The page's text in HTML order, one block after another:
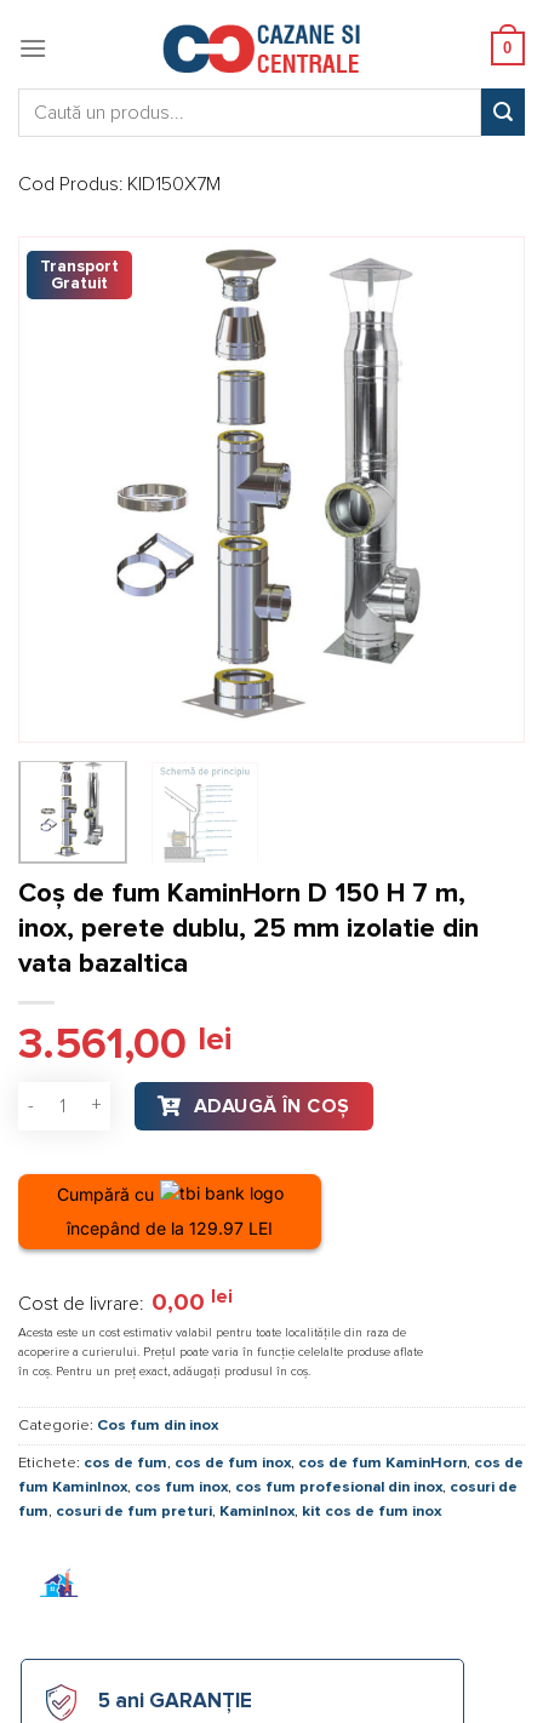
0
Cod Produs: KID150X7M
Transport
Gratuit
Coș de fum KaminHorn D 150 H 7 m,
inox, perete dublu, 25 mm izolatie din
vata bazaltica
3.561,00 lei
Cantitate Coș de fum KaminHorn D 150 H 7 m, inox, perete
ADAUGĂ ÎN COȘ
Cumpără cu
începând de la 129.97 LEI
Cost de livrare: 0,00 lei
Acesta este un cost estimativ valabil pentru toate localitățile din raza de
acoperire a curierului. Prețul poate varia în funcție celelalte produse aflate
în coș. Pentru un preț exact, adăugați produsul în coș.
Categorie: Cos fum din inox
Etichete: cos de fum, cos de fum inox, cos de fum KaminHorn, cos de
fum KaminInox, cos fum inox, cos fum profesional din inox, cosuri de
fum, cosuri de fum preturi, KaminInox, kit cos de fum inox
5 ani GARANȚIE